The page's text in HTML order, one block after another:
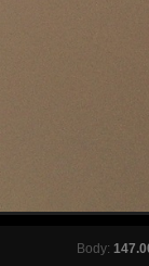
Body: